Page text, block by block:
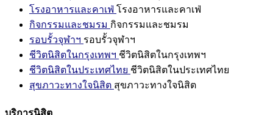
โรงอาหารและคาเฟ่ โรงอาหารและคาเฟ่
กิจกรรมและชมรม กิจกรรมและชมรม
รอบรั้วจุฬาฯ รอบรั้วจุฬาฯ
ชีวิตนิสิตในกรุงเทพฯ ชีวิตนิสิตในกรุงเทพฯ
ชีวิตนิสิตในประเทศไทย ชีวิตนิสิตในประเทศไทย
สุขภาวะทางใจนิสิต สุขภาวะทางใจนิสิต